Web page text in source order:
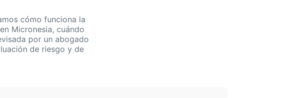
cómo funciona la
Micronesia, cuándo
por un abogado
de riesgo y de